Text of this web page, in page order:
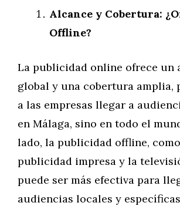
Alcance y Cobertura:
Offline?
La publicidad online ofrece un
global y una cobertura amplia,
a las empresas llegar a
en Málaga, sino en todo el
lado, la publicidad offline,
publicidad impresa y la
puede ser más efectiva para
audiencias locales y